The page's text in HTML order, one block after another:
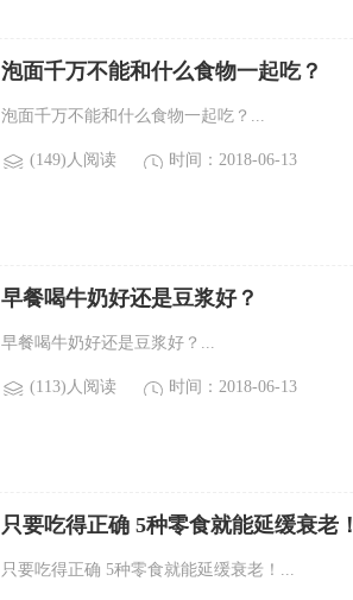
泡面千万不能和什么食物一起吃？
泡面千万不能和什么食物一起吃？...
(149)人阅读 时间：2018-06-13
早餐喝牛奶好还是豆浆好？
早餐喝牛奶好还是豆浆好？...
(113)人阅读 时间：2018-06-13
只要吃得正确 5种零食就能延缓衰老！
只要吃得正确 5种零食就能延缓衰老！...